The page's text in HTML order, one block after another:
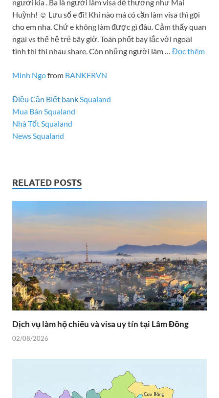
người kia . Ba là người làm visa dễ thương như Mai
Huỳnh! ☺️ Lưu số e đi! Khi nào má có cần làm visa thì gọi
cho em nha. Chứ e không làm được gì đâu. Cảm thấy quan
ngại vs thế hệ trẻ bây giờ. Toàn phốt bay lắc với ngoại
tình thì thi nhau share. Còn những người làm … Đọc thêm
Minh Ngofrom BANKERVN
Điều Cần Biết bankSqualand
Mua Bán Squaland
Nhà Tốt Squaland
News Squaland
RELATED POSTS
Dịch vụ làm hộ chiếu và visa uy tín tại Lâm Đồng
02/08/2026